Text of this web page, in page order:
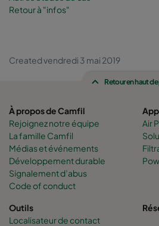
Retour à "infos"
Created vendredi 3 mai 2019
Retour en haut
À propos de Camfil
Rejoignez notre équipe
La famille Camfil
Médias et événements
Développement durable
Signalement d’abus
Code of conduct
Air
Outils
Localisateur de contact